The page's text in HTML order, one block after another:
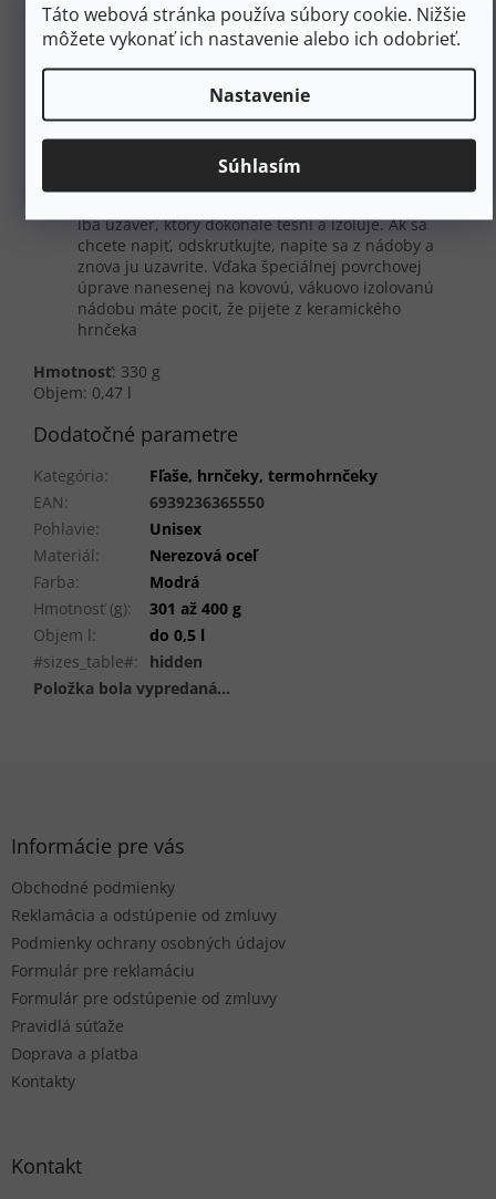
Táto webová stránka používa súbory cookie. Nižšie
môžete vykonať ich nastavenie alebo ich odobrieť.
Nastavenie
Súhlasím
Ceramivac™ tomu zabraňuje
povrch odolný voči zápachu
Silikónové dno proti kĺzaniu po povrchu
100 % odolnosť proti vytečeniu v akejkoľvek polohe
Vhodné do umývačky riadu
priemer 76 mm
výška 201 mm
iba uzáver, ktorý dokonale tesní a izoluje. Ak sa
chcete napiť, odskrutkujte, napite sa z nádoby a
znova ju uzavrite. Vďaka špeciálnej povrchovej
úprave nanesenej na kovovú, vákuovo izolovanú
nádobu máte pocit, že pijete z keramického
hrnčeka
Hmotnosť: 330 g
Objem: 0,47 l
Dodatočné parametre
Kategória:
Fľaše, hrnčeky, termohrnčeky
EAN:
6939236365550
Pohlavie:
Unisex
Materiál:
Nerezová oceľ
Farba:
Modrá
Hmotnosť (g):
301 až 400 g
Objem l:
do 0,5 l
#sizes_table#:
hidden
Položka bola vypredaná…
Informácie pre vás
Obchodné podmienky
Reklamácia a odstúpenie od zmluvy
Podmienky ochrany osobných údajov
Formulár pre reklamáciu
Formulár pre odstúpenie od zmluvy
Pravidlá súťaže
Doprava a platba
Kontakty
Kontakt